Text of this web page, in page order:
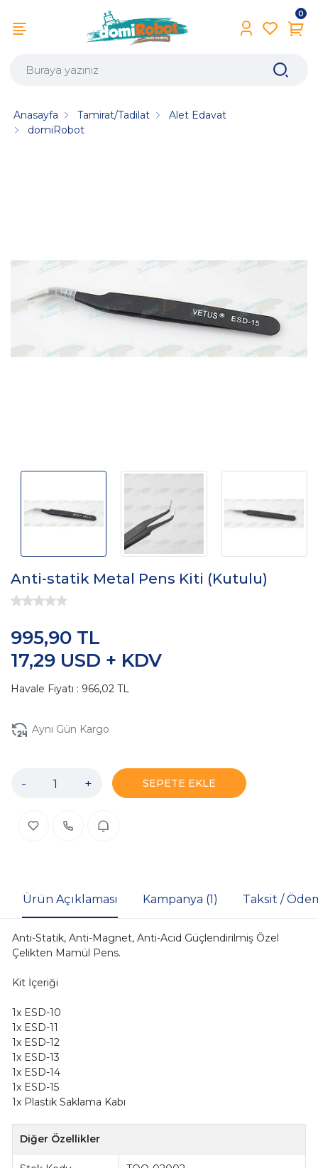
0
Anasayfa Tamirat/Tadilat
Alet Edavat
domiRobot
Anti-statik Metal Pens Kiti (Kutulu)
17,29 USD + KDV
995,90 TL
Havale Fiyatı : 966,02 TL
Aynı Gün Kargo
- + SEPETE EKLE
Ürün Açıklaması Kampanya (1) Taksit /
Anti-Statik, Anti-Magnet, Anti-Acid Güçlendirilmiş Özel
Çelikten Mamül Pens.
Kit İçeriği
1x ESD-10
1x ESD-11
1x ESD-12
1x ESD-13
1x ESD-14
1x ESD-15
1x Plastik Saklama Kabı
Diğer Özellikler